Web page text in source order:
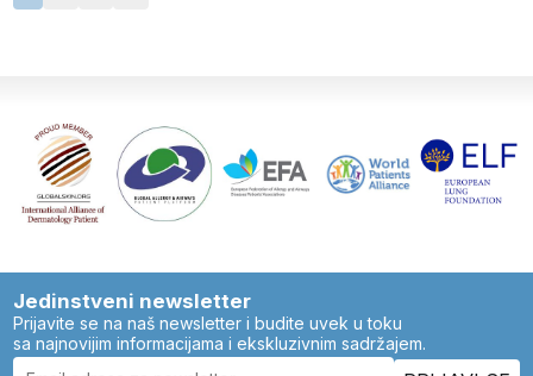
Jedinstveni newsletter
Prijavite se na naš newsletter i budite uvek u toku
sa najnovijim informacijama i ekskluzivnim sadržajem.